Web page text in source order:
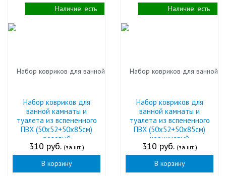
Набор ковриков для
ванной камнаты и
туалета из вспененного
ПВХ (50х52+50х85см)
розовый
310 руб. (за шт.)
В корзину
Наличие: есть
Набор ковриков для
ванной камнаты и
туалета из вспененного
ПВХ (50х52+50х85см)
коричневый
310 руб. (за шт.)
В корзину
Наличие: есть